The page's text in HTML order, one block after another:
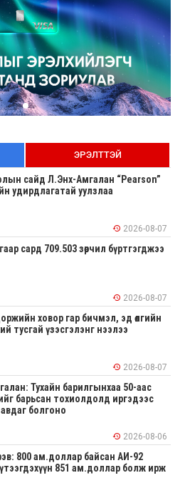
ЭРЭЛТТЭЙ
сайд Л.Энх-Амгалан “Pearson”
удирдлагатай уулзлаа
2026-08-07
сард 709.503 зөрчил бүртгэгджээ
2026-08-07
ховор гар бичмэл, эд өлгийн
тусгай үзэсгэлэнг нээлээ
2026-08-07
Тухайн барилгынхаа 50-аас
барьсан тохиолдолд иргэдээс
болгоно
2026-08-06
800 ам.доллар байсан АИ-92
851 ам.доллар болж ирж